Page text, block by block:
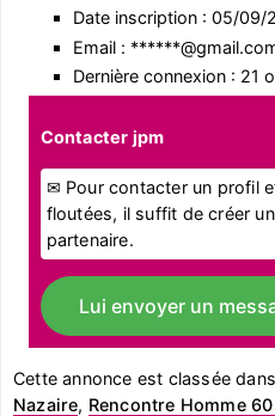
Date inscription : 05/09/
Email :
Dernière connexion : 21
Contacter jpm
✉ Pour contacter un profil
floutées, il suffit de créer
partenaire.
Lui envoyer un
Cette annonce est classée
Nazaire, Rencontre Homme